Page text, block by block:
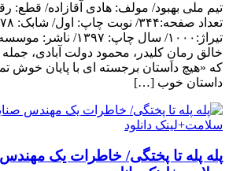
تیم ملی بهبود/ مولف: هادی آقازاده/ قطع:
تیراژ:۱۰۰۰/ سال چاپ:
خالق رمانِ کلیدر، محمود دولت آبادی،
که «هیچ داستان برجسته ای با پایان خوش
داستان خوب […]
پله پله تا پختگی/ خاطرات یک